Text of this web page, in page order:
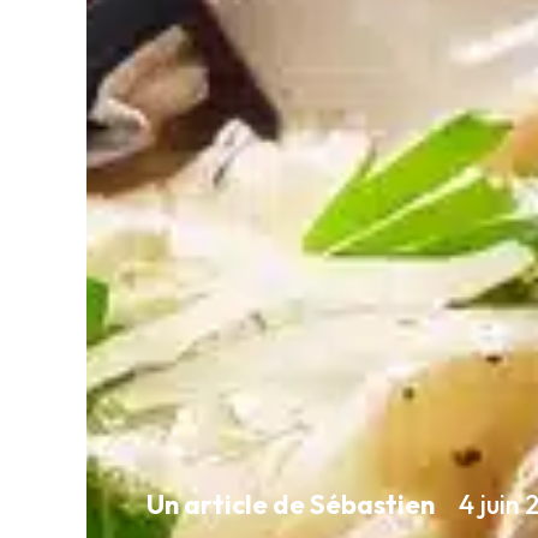
Un article de Sébastien 4 juin